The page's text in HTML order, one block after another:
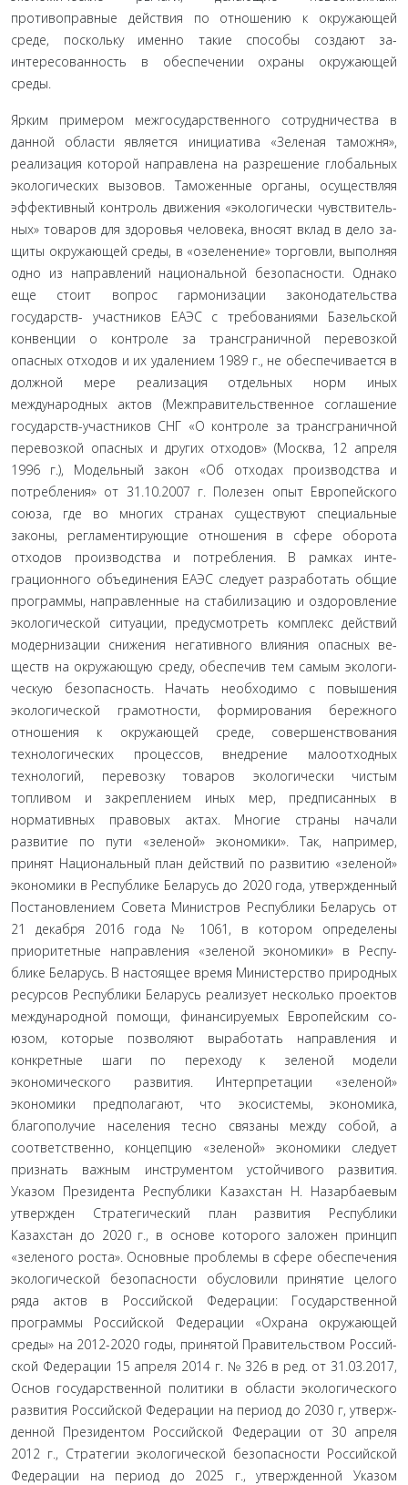
противоправные действия по отношению к окру­жающей
среде, поскольку именно такие способы создают за­
интересованность в обеспечении охраны окружающей
среды.
Ярким примером межгосударственного сотрудничества в
данной области является инициатива «Зеленая таможня»,
реализация которой направлена на разрешение глобальных
экологических вызовов. Таможенные органы, осуществляя
эффективный контроль движения «экологически чувствитель­
ных» товаров для здоровья человека, вносят вклад в дело за­
щиты окружающей среды, в «озеленение» торговли, выполняя
одно из направлений национальной безопасности. Однако
еще стоит вопрос гармонизации законодательства
государств- участников ЕАЭС с требованиями Базельской
конвенции о контроле за трансграничной перевозкой
опасных отходов и их удалением 1989 г., не обеспечивается в
должной мере ре­ализация отдельных норм иных
международных актов (Меж­правительственное соглашение
государств-участников СНГ «О контроле за трансграничной
перевозкой опасных и других от­ходов» (Москва, 12 апреля
1996 г.), Модельный закон «Об отхо­дах производства и
потребления» от 31.10.2007 г. Полезен опыт Европейского
союза, где во многих странах существуют специ­альные
законы, регламентирующие отношения в сфере обо­рота
отходов производства и потребления. В рамках инте­
грационного объединения ЕАЭС следует разработать общие
программы, направленные на стабилизацию и оздоровление
экологической ситуации, предусмотреть комплекс действий
модернизации снижения негативного влияния опасных ве­
ществ на окружающую среду, обеспечив тем самым экологи­
ческую безопасность. Начать необходимо с повышения
эколо­гической грамотности, формирования бережного
отношения к окружающей среде, совершенствования
технологических процессов, внедрение малоотходных
технологий, перевозку товаров экологически чистым
топливом и закреплением иных мер, предписанных в
нормативных правовых актах. Многие страны начали
развитие по пути «зеленой» экономики». Так, например,
принят Национальный план действий по развитию «зеленой»
экономики в Республике Беларусь до 2020 года, ут­вержденный
Постановлением Совета Министров Республики Беларусь от
21 декабря 2016 года № 1061, в котором определе­ны
приоритетные направления «зеленой экономики» в Респу­
блике Беларусь. В настоящее время Министерство природных
ресурсов Республики Беларусь реализует несколько проектов
международной помощи, финансируемых Европейским со­
юзом, которые позволяют выработать направления и
конкрет­ные шаги по переходу к зеленой модели
экономического раз­вития. Интерпретации «зеленой»
экономики предполагают, что экосистемы, экономика,
благополучие населения тесно связаны между собой, а
соответственно, концепцию «зеленой» экономики следует
признать важным инструментом устой­чивого развития.
Указом Президента Республики Казахстан Н. Назарбаевым
утвержден Стратегический план развития Республики
Казахстан до 2020 г., в основе которого заложен принцип
«зеленого роста». Основные проблемы в сфере обе­спечения
экологической безопасности обусловили принятие целого
ряда актов в Российской Федерации: Государственной
программы Российской Федерации «Охрана окружающей
среды» на 2012-2020 годы, принятой Правительством Россий­
ской Федерации 15 апреля 2014 г. № 326 в ред. от 31.03.2017,
Основ государственной политики в области экологического
развития Российской Федерации на период до 2030 г, утверж­
денной Президентом Российской Федерации от 30 апреля
2012 г., Стратегии экологической безопасности Российской
Федера­ции на период до 2025 г., утвержденной Указом